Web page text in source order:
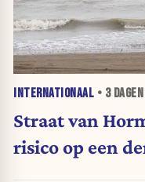
INTERNATIONAAL • 3 DAGEN
Straat van
risico op een